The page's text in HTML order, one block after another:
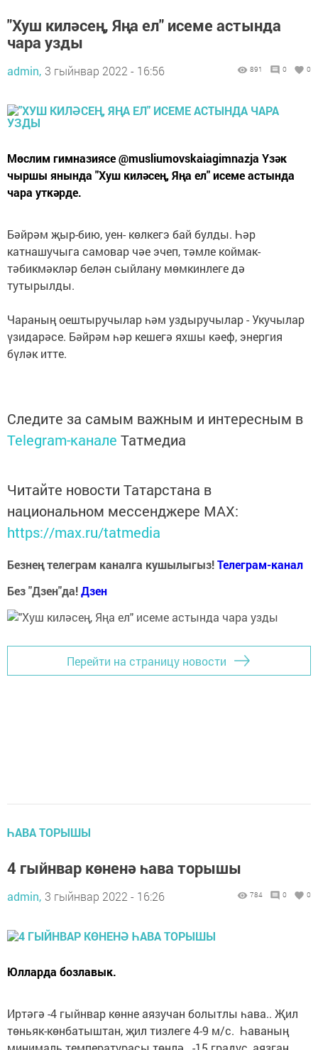
"Хуш киләсең, Яңа ел" исеме астында
чара узды
admin, 3 гыйнвар 2022 - 16:56 891 0 0
Мөслим гимназиясе @musliumovskaiagimnazja Үзәк
чыршы янында "Хуш киләсең, Яңа ел" исеме астында
чара уткәрде.
Бәйрәм җыр-бию, уен- көлкегэ бай булды. Һәр
катнашучыга самовар чәе эчеп, тәмле коймак-
тәбикмәкләр белән сыйлану мөмкинлеге дә
тутырылды.
Чараның оештыручылар һәм уздыручылар - Укучылар
үзидарәсе. Бәйрәм һәр кешегә яхшы кәеф, энергия
бүләк итте.
Следите за самым важным и интересным в
Telegram-канале Татмедиа
Читайте новости Татарстана в
национальном мессенджере MАХ:
https://max.ru/tatmedia
Безнең телеграм каналга кушылыгыз!Телеграм-канал
Без "Дзен"да!Дзен
Перейти на страницу новости
ҺАВА ТОРЫШЫ
4 гыйнвар көненә һава торышы
admin, 3 гыйнвар 2022 - 16:26 784 0 0
Юлларда бозлавык.
Иртәгә -4 гыйнвар көнне аязучан болытлы һава.. Җил
төньяк-көнбатыштан, җил тизлеге 4-9 м/с. Һаваның